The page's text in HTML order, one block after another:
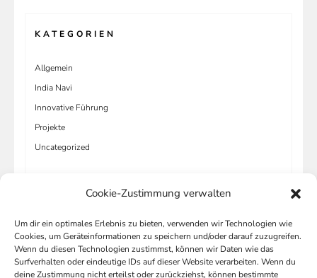
Cookie-Zustimmung verwalten
Um dir ein optimales Erlebnis zu bieten, verwenden wir Technologien wie
Cookies, um Geräteinformationen zu speichern und/oder darauf zuzugreifen.
Wenn du diesen Technologien zustimmst, können wir Daten wie das
Surfverhalten oder eindeutige IDs auf dieser Website verarbeiten. Wenn du
deine Zustimmung nicht erteilst oder zurückziehst, können bestimmte
KATEGORIEN
Allgemein
India Navi
Innovative Führung
Projekte
Uncategorized
META
Anmelden